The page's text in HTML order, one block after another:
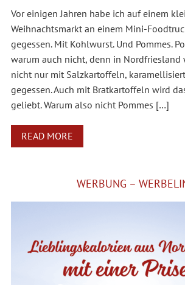
Vor einigen Jahren habe ich auf einem
Weihnachtsmarkt an einem Mini-
gegessen. Mit Kohlwurst. Und Pommes.
warum auch nicht, denn in Nordfriesland
nicht nur mit Salzkartoffeln,
gegessen. Auch mit Bratkartoffeln wird
geliebt. Warum also nicht Pommes […]
READ MORE
WERBUNG –